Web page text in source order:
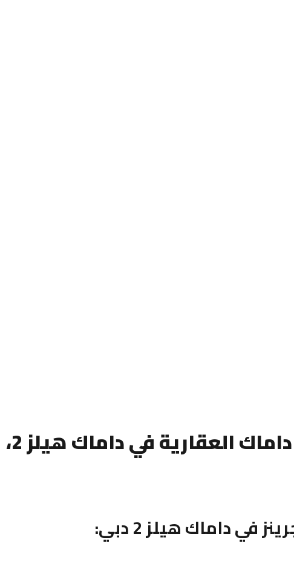
فلل بارك جرينز للبيع من داماك العقارية في داماك هيلز 2،
داماك هيلز 2 دبي: